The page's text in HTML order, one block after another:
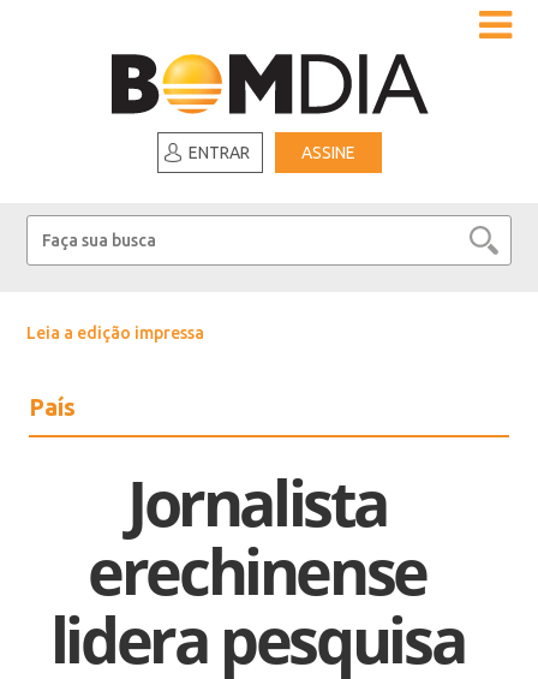
ENTRAR ASSINE
Leia a edição impressa
País
Jornalista
erechinense
lidera pesquisa